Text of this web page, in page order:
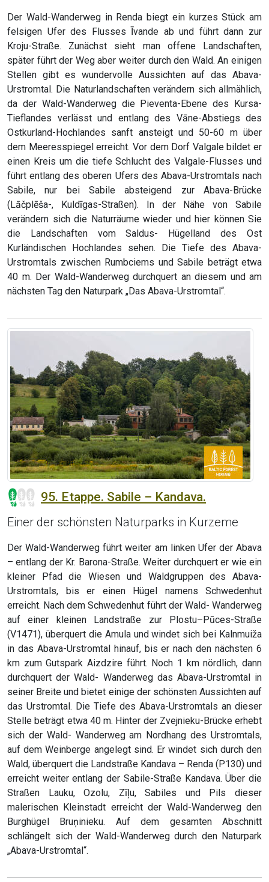
Der Wald-Wanderweg in Renda biegt ein kurzes Stück am
felsigen Ufer des Flusses Īvande ab und führt dann zur
Kroju-Straße. Zunächst sieht man offene Landschaften,
später führt der Weg aber weiter durch den Wald. An einigen
Stellen gibt es wundervolle Aussichten auf das Abava-
Urstromtal. Die Naturlandschaften verändern sich allmählich,
da der Wald-Wanderweg die Pieventa-Ebene des Kursa-
Tieflandes verlässt und entlang des Vāne-Abstiegs des
Ostkurland-Hochlandes sanft ansteigt und 50-60 m über
dem Meeresspiegel erreicht. Vor dem Dorf Valgale bildet er
einen Kreis um die tiefe Schlucht des Valgale-Flusses und
führt entlang des oberen Ufers des Abava-Urstromtals nach
Sabile, nur bei Sabile absteigend zur Abava-Brücke
(Lāčplēša-, Kuldīgas-Straßen). In der Nähe von Sabile
verändern sich die Naturräume wieder und hier können Sie
die Landschaften vom Saldus- Hügelland des Ost
Kurländischen Hochlandes sehen. Die Tiefe des Abava-
Urstromtals zwischen Rumbciems und Sabile beträgt etwa
40 m. Der Wald-Wanderweg durchquert an diesem und am
nächsten Tag den Naturpark „Das Abava-Urstromtal“.
95. Etappe. Sabile – Kandava.
Einer der schönsten Naturparks in Kurzeme
Der Wald-Wanderweg führt weiter am linken Ufer der Abava
– entlang der Kr. Barona-Straße. Weiter durchquert er wie ein
kleiner Pfad die Wiesen und Waldgruppen des Abava-
Urstromtals, bis er einen Hügel namens Schwedenhut
erreicht. Nach dem Schwedenhut führt der Wald- Wanderweg
auf einer kleinen Landstraße zur Plostu–Pūces-Straße
(V1471), überquert die Amula und windet sich bei Kalnmuiža
in das Abava-Urstromtal hinauf, bis er nach den nächsten 6
km zum Gutspark Aizdzire führt. Noch 1 km nördlich, dann
durchquert der Wald- Wanderweg das Abava-Urstromtal in
seiner Breite und bietet einige der schönsten Aussichten auf
das Urstromtal. Die Tiefe des Abava-Urstromtals an dieser
Stelle beträgt etwa 40 m. Hinter der Zvejnieku-Brücke erhebt
sich der Wald- Wanderweg am Nordhang des Urstromtals,
auf dem Weinberge angelegt sind. Er windet sich durch den
Wald, überquert die Landstraße Kandava – Renda (P130) und
erreicht weiter entlang der Sabile-Straße Kandava. Über die
Straßen Lauku, Ozolu, Zīļu, Sabiles und Pils dieser
malerischen Kleinstadt erreicht der Wald-Wanderweg den
Burghügel Bruņinieku. Auf dem gesamten Abschnitt
schlängelt sich der Wald-Wanderweg durch den Naturpark
„Abava-Urstromtal“.